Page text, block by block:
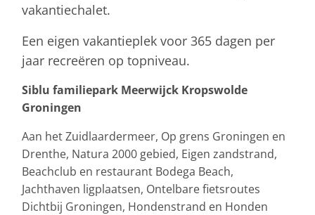
vakantiechalet.
Een eigen vakantieplek voor 365 dagen per
jaar recreëren op topniveau.
Siblu familiepark Meerwijck Kropswolde
Groningen
Aan het Zuidlaardermeer, Op grens Groningen en
Drenthe, Natura 2000 gebied, Eigen zandstrand,
Beachclub en restaurant Bodega Beach,
Jachthaven ligplaatsen, Ontelbare fietsroutes
Dichtbij Groningen, Hondenstrand en Honden